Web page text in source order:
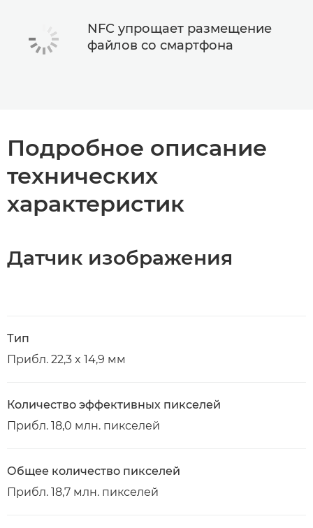
NFC упрощает размещение
файлов со смартфона
Подробное описание
технических
характеристик
Датчик изображения
Тип
Прибл. 22,3 x 14,9 мм
Количество эффективных пикселей
Прибл. 18,0 млн. пикселей
Общее количество пикселей
Прибл. 18,7 млн. пикселей